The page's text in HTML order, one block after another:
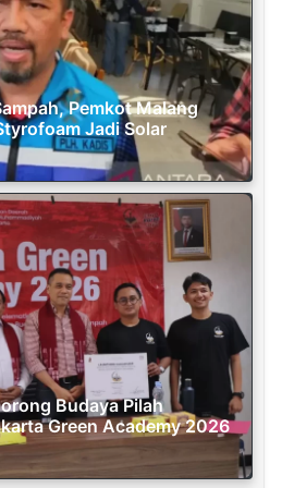
Pemkot Malang
Jadi Solar
Budaya Pilah
Green Academy 2026